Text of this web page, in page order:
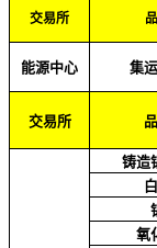
交易所
能源中心 集
交易所
铸造
氧